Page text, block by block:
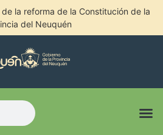
de la reforma de la Constitución de la
del Neuquén